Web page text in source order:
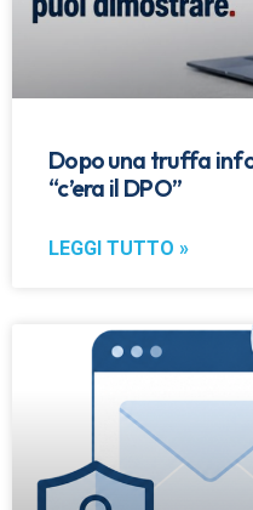
Dopo una truffa
“c’era il DPO”
LEGGI TUTTO »